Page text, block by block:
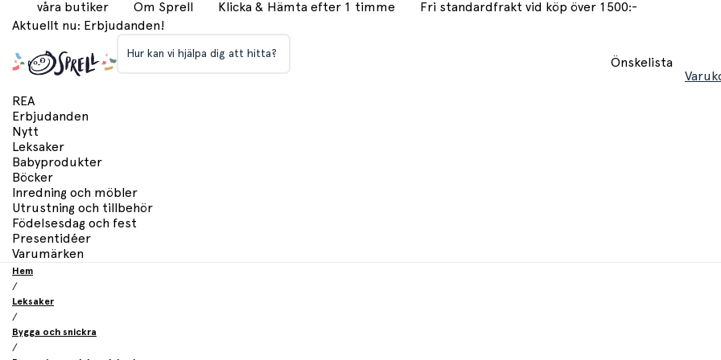
våra butiker Om Sprell Klicka & Hämta efter 1 timme
Fri standardfrakt vid köp över 1500:-
Aktuellt nu: Erbjudanden!
Hur kan vi hjälpa dig att hitta?
Önskelista
REA
Erbjudanden
Nytt
Leksaker
Babyprodukter
Böcker
Inredning och möbler
Utrustning och tillbehör
Födelsesdag och fest
Presentidéer
Varumärken
Hem
/
Leksaker
/
Bygga och snickra
/